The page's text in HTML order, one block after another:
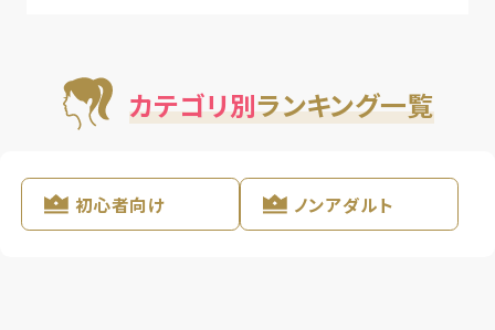
カテゴリ別ランキング一覧
初心者向け ノンアダルト